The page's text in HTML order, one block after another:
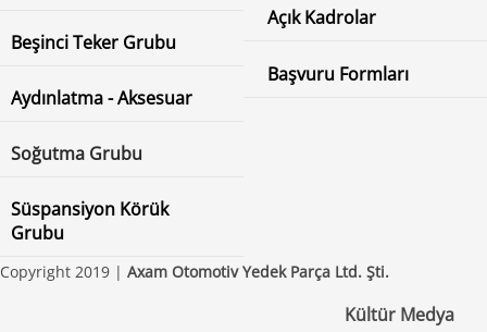
Beşinci Teker Grubu
Aydınlatma - Aksesuar
Soğutma Grubu
Süspansiyon Körük
Grubu
Açık Kadrolar
Başvuru Formları
Copyright 2019 | Axam Otomotiv Yedek Parça Ltd. Şti.
Kültür Medya